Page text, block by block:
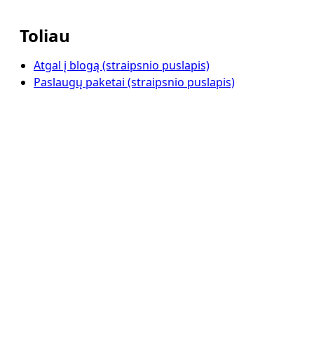
Toliau
Atgal į blogą (straipsnio puslapis)
Paslaugų paketai (straipsnio puslapis)